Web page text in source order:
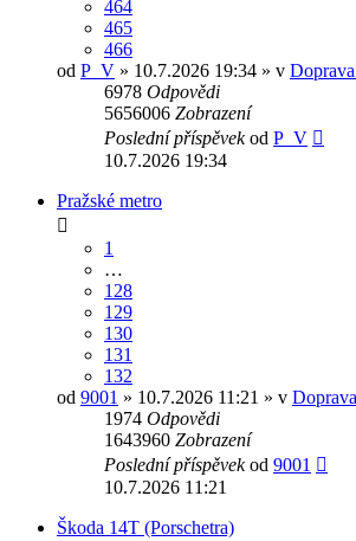
464
465
466
od P_V » 10.7.2026 19:34 » v
6978 Odpovědi
5656006 Zobrazení
Poslední příspěvekod P_V
10.7.2026 19:34
Pražské metro
1
…
128
129
130
131
132
od 9001 » 10.7.2026 11:21 » v
1974 Odpovědi
1643960 Zobrazení
Poslední příspěvekod 9001
10.7.2026 11:21
Škoda 14T (Porschetra)